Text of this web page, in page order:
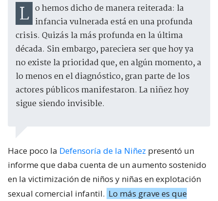
Lo hemos dicho de manera reiterada: la infancia vulnerada está en una profunda
crisis. Quizás la más profunda en la última
década. Sin embargo, pareciera ser que hoy ya
no existe la prioridad que, en algún momento, a
lo menos en el diagnóstico, gran parte de los
actores públicos manifestaron. La niñez hoy
sigue siendo invisible.
Hace poco la Defensoría de la Niñez presentó un
informe que daba cuenta de un aumento sostenido
en la victimización de niños y niñas en explotación
sexual comercial infantil. Lo más grave es que